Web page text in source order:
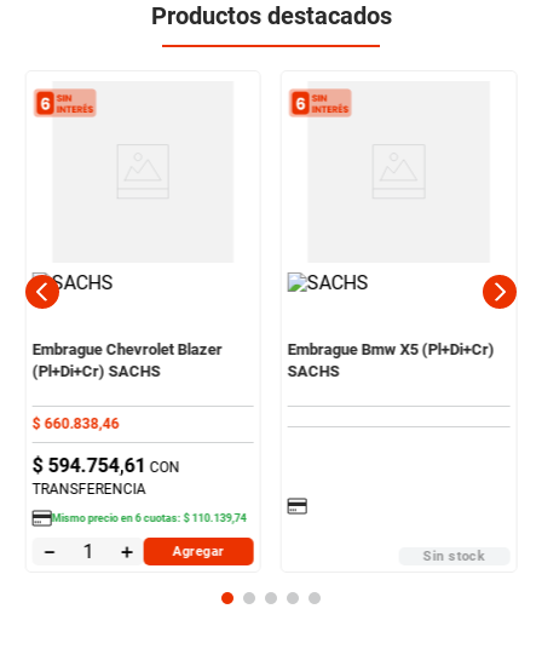
Productos destacados
Embrague Chevrolet Blazer
(Pl+Di+Cr) SACHS
$ 660.838,46
$ 594.754,61 CON
TRANSFERENCIA
Mismo precio en6cuotas:$ 110.139,74
＋
－ Agregar
Embrague Bmw X5 (Pl+Di+Cr)
SACHS
Sin stock